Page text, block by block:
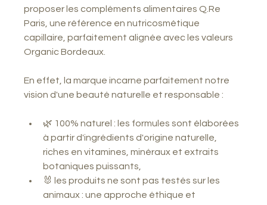
proposer les compléments alimentaires Q.Re
Paris, une référence en nutricosmétique
capillaire, parfaitement alignée avec les valeurs
Organic Bordeaux.
En effet, la marque incarne parfaitement notre
vision d'une beauté naturelle et responsable :
🌿 100% naturel : les formules sont élaborées
à partir d'ingrédients d'origine naturelle,
riches en vitamines, minéraux et extraits
botaniques puissants,
🐰 les produits ne sont pas testés sur les
animaux : une approche éthique et